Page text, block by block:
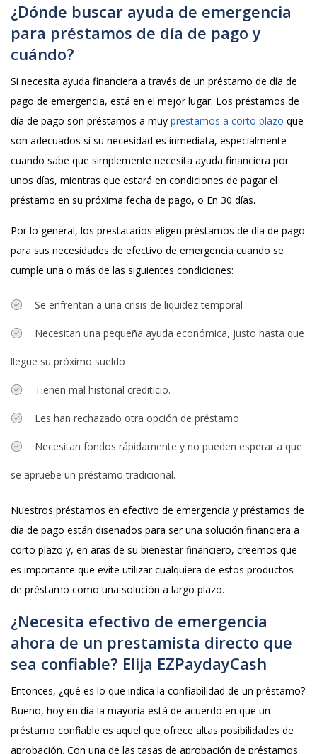
¿Dónde buscar ayuda de emergencia
para préstamos de día de pago y
cuándo?
Si necesita ayuda financiera a través de un préstamo de día de
pago de emergencia, está en el mejor lugar. Los préstamos de
día de pago son préstamos a muy prestamos a corto plazo que
son adecuados si su necesidad es inmediata, especialmente
cuando sabe que simplemente necesita ayuda financiera por
unos días, mientras que estará en condiciones de pagar el
préstamo en su próxima fecha de pago, o En 30 días.
Por lo general, los prestatarios eligen préstamos de día de pago
para sus necesidades de efectivo de emergencia cuando se
cumple una o más de las siguientes condiciones:
Se enfrentan a una crisis de liquidez temporal
Necesitan una pequeña ayuda económica, justo hasta que
llegue su próximo sueldo
Tienen mal historial crediticio.
Les han rechazado otra opción de préstamo
Necesitan fondos rápidamente y no pueden esperar a que
se apruebe un préstamo tradicional.
Nuestros préstamos en efectivo de emergencia y préstamos de
día de pago están diseñados para ser una solución financiera a
corto plazo y, en aras de su bienestar financiero, creemos que
es importante que evite utilizar cualquiera de estos productos
de préstamo como una solución a largo plazo.
¿Necesita efectivo de emergencia
ahora de un prestamista directo que
sea confiable? Elija EZPaydayCash
Entonces, ¿qué es lo que indica la confiabilidad de un préstamo?
Bueno, hoy en día la mayoría está de acuerdo en que un
préstamo confiable es aquel que ofrece altas posibilidades de
aprobación. Con una de las tasas de aprobación de préstamos